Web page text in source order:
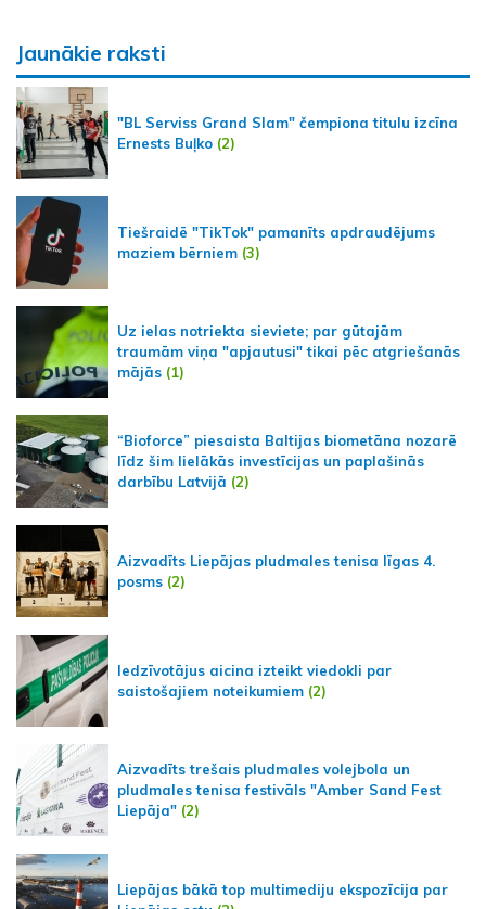
Jaunākie raksti
"BL Serviss Grand Slam" čempiona titulu izcīna
Ernests Buļko (2)
Tiešraidē "TikTok" pamanīts apdraudējums
maziem bērniem (3)
Uz ielas notriekta sieviete; par gūtajām
traumām viņa "apjautusi" tikai pēc atgriešanās
mājās (1)
“Bioforce” piesaista Baltijas biometāna nozarē
līdz šim lielākās investīcijas un paplašinās
darbību Latvijā (2)
Aizvadīts Liepājas pludmales tenisa līgas 4.
posms (2)
Iedzīvotājus aicina izteikt viedokli par
saistošajiem noteikumiem (2)
Aizvadīts trešais pludmales volejbola un
pludmales tenisa festivāls "Amber Sand Fest
Liepāja" (2)
Liepājas bākā top multimediju ekspozīcija par